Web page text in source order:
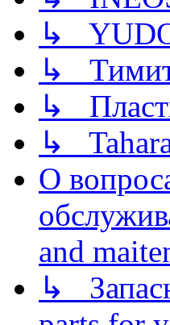
↳
↳
↳
↳
О
and
↳